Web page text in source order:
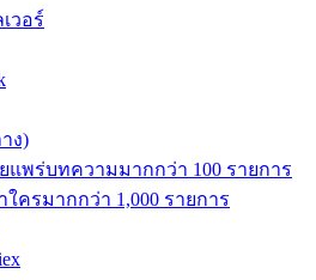
วอร์
ง)
แพร่บทความมากกว่า 100 รายการ
ครมากกว่า 1,000 รายการ